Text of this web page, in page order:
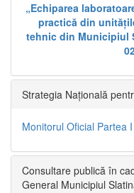
„Echiparea
practică din
tehnic din Municipiul
Strategia Națională
Monitorul Oficial Partea
Consultare publică în
General Municipiul